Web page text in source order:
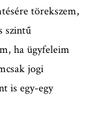
törekszem,
szintű
ha ügyfeleim
jogi
is egy-egy